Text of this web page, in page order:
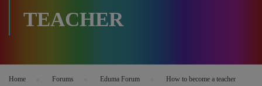
TEACHER
Home Forums Eduma Forum
How to become a teacher